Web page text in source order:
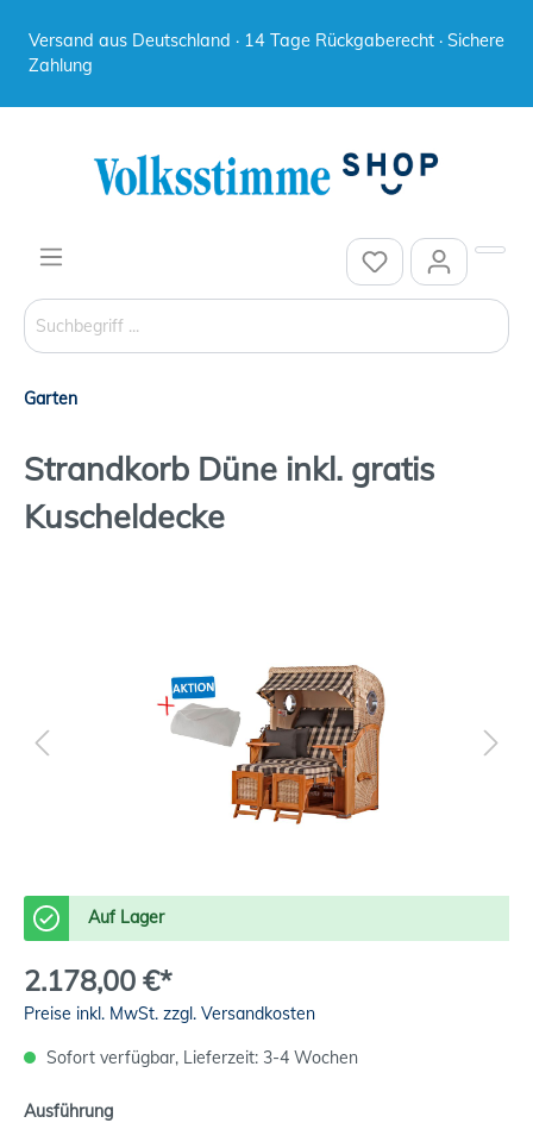
Versand aus Deutschland · 14 Tage Rückgaberecht · Sichere
Zahlung
Garten
Strandkorb Düne inkl. gratis
Kuscheldecke
Auf Lager
2.178,00 €*
Preise inkl. MwSt. zzgl. Versandkosten
Sofort verfügbar, Lieferzeit: 3-4 Wochen
Ausführung